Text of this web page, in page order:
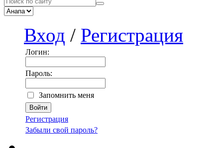
Вход / Регистрация
Логин:
Пароль:
Запомнить меня
Регистрация
Забыли свой пароль?